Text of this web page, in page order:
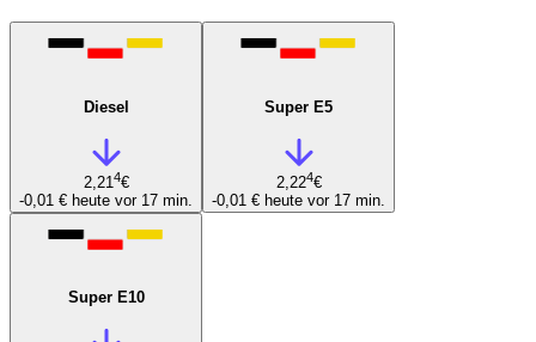
Diesel
2,214€
-0,01 € heute vor 17 min.
Super E5
2,224€
-0,01 € heute vor 17 min.
Super E10